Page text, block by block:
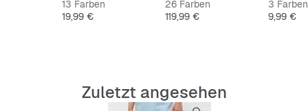
13 Farben
Preis
19,99 €
26 Farben
Preis
119,99 €
3 Farben
Preis
9,99 €
Zuletzt angesehen